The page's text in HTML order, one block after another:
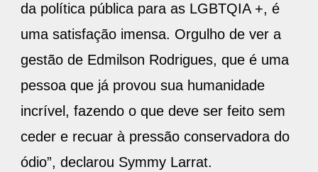
da política pública para as LGBTQIA +, é
uma satisfação imensa. Orgulho de ver a
gestão de Edmilson Rodrigues, que é uma
pessoa que já provou sua humanidade
incrível, fazendo o que deve ser feito sem
ceder e recuar à pressão conservadora do
ódio”, declarou Symmy Larrat.